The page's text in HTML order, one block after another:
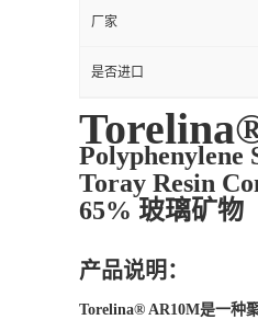
厂家
是否进口
Polyphenylene
Toray Resin
65% 玻璃矿物
产品说明：
Torelina® AR10M是一种